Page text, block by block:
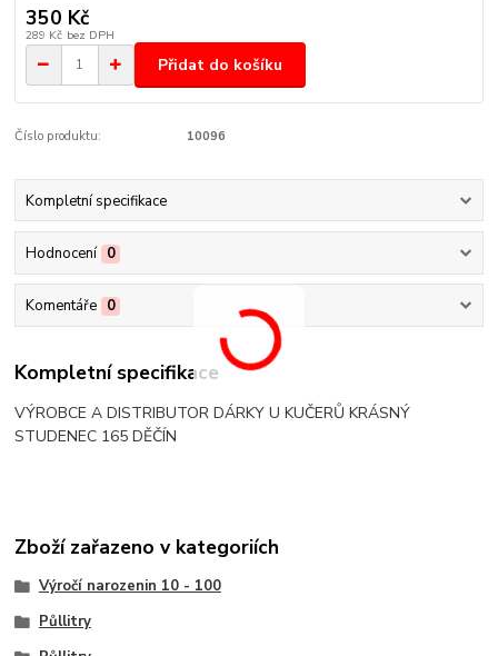
350 Kč
289 Kč bez DPH
Přidat do košíku
Číslo produktu: 10096
Kompletní specifikace
Hodnocení 0
Komentáře 0
Kompletní specifikace
VÝROBCE A DISTRIBUTOR DÁRKY U KUČERŮ KRÁSNÝ
STUDENEC 165 DĚČÍN
Zboží zařazeno v kategoriích
Výročí narozenin 10 - 100
Půllitry